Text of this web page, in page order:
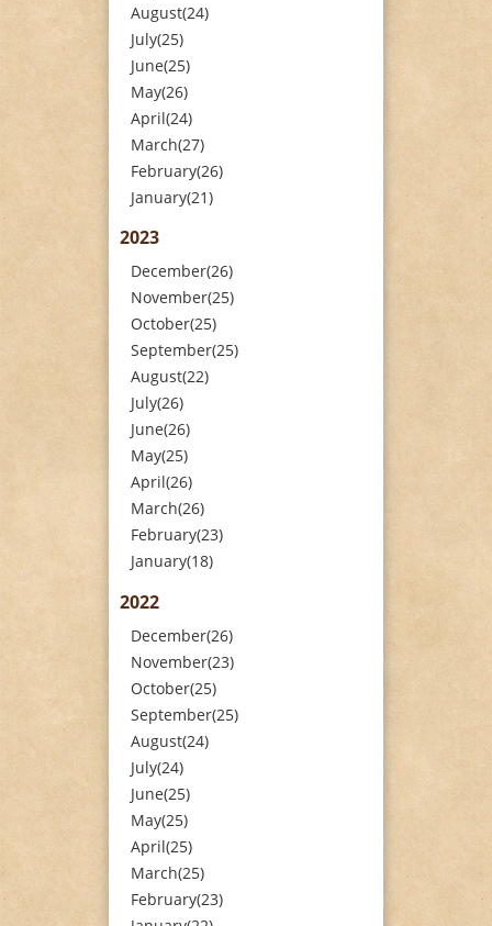
August(24)
July(25)
June(25)
May(26)
April(24)
March(27)
February(26)
January(21)
2023
December(26)
November(25)
October(25)
September(25)
August(22)
July(26)
June(26)
May(25)
April(26)
March(26)
February(23)
January(18)
2022
December(26)
November(23)
October(25)
September(25)
August(24)
July(24)
June(25)
May(25)
April(25)
March(25)
February(23)